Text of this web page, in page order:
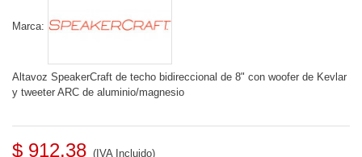
Marca:
Altavoz SpeakerCraft de techo bidireccional de 8" con woofer de Kevlar
y tweeter ARC de aluminio/magnesio
$ 912.38 (IVA Incluido)